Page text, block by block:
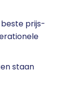
prijs-
staan